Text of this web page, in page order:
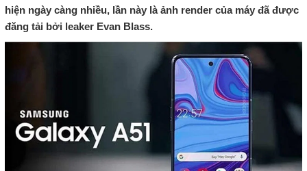
hiện ngày càng nhiều, lần này là ảnh render của máy đã được
đăng tải bởi leaker Evan Blass.